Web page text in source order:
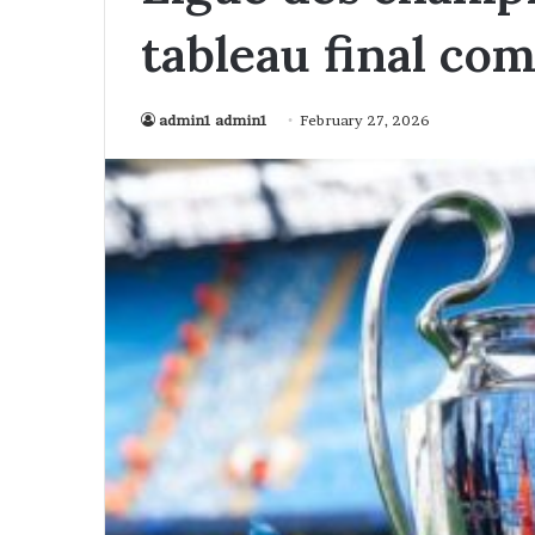
tableau final
admin1 admin1 February 27, 2026